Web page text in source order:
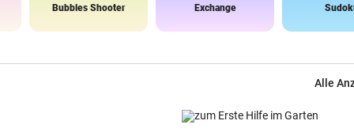
Bubbles Shooter Exchange
Alle